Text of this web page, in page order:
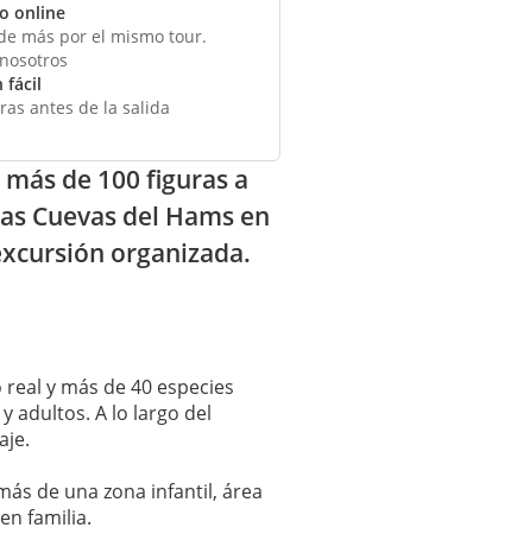
online
más por el mismo tour.
fácil
antes de la salida
de 100 figuras a
Cuevas del Hams en
organizada.
y más de 40 especies
adultos. A lo largo del
de una zona infantil, área
familia.